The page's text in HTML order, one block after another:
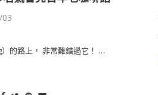
的路上， 非常難錯過它！ …